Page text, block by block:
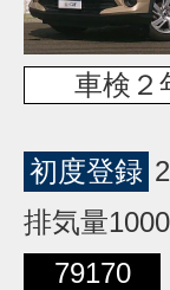
車検２
初度登録
排気量
79170